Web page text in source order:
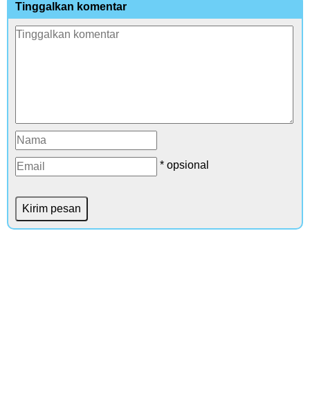
Tinggalkan komentar
* opsional